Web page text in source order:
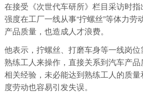
在接受《次世代车研所》栏目采访时
强度在工厂一线从事“拧螺丝”等体力劳
产品质量，也造成人才浪费。
他表示，拧螺丝、打磨车身等一线岗
熟练工人来操作，直接关系到汽车产
相关经验，未必能达到熟练工人的质
度劳动也容易引发失误。